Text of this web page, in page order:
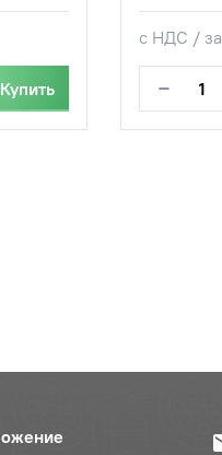
Купить
с НДС / за
−